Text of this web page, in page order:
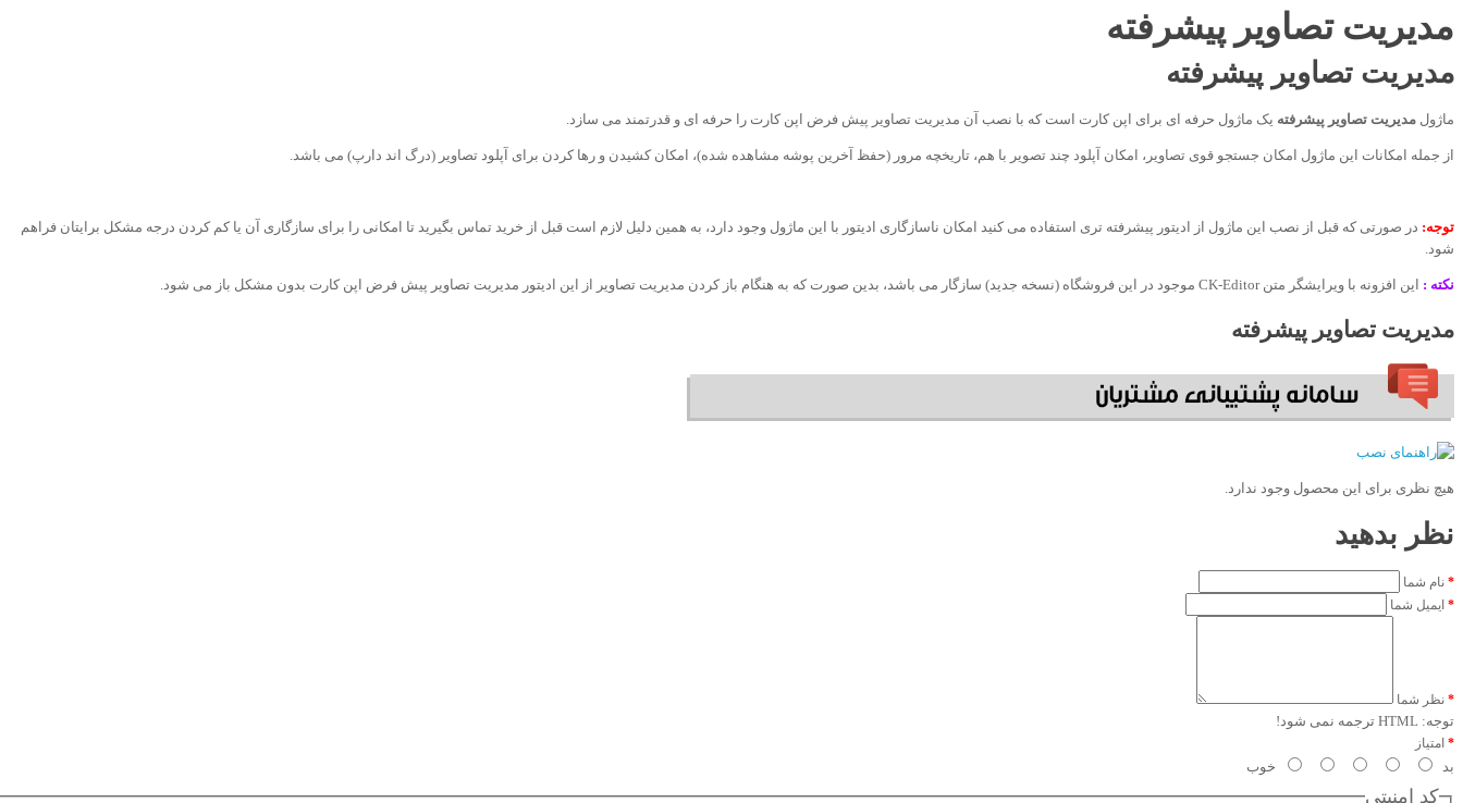
مدیریت تصاویر پیشرفته
مدیریت تصاویر پیشرفته
ماژول مدیریت تصاویر پیشرفته یک ماژول حرفه ای برای اپن کارت است که با نصب آن مدیریت تصاویر پیش فرض اپن کارت را حرفه ای و قدرتمند می سازد.
از جمله امکانات این ماژول امکان جستجو قوی تصاویر، امکان آپلود چند تصویر با هم، تاریخچه مرور (حفظ آخرین پوشه مشاهده شده)، امکان کشیدن و رها کردن برای آپلود تصاویر (درگ اند دارپ) می باشد.
توجه: در صورتی که قبل از نصب این ماژول از ادیتور پیشرفته تری استفاده می کنید امکان ناسازگاری ادیتور با این ماژول وجود دارد، به همین دلیل لازم است قبل از خرید تماس بگیرید تا امکانی را برای سازگاری آن یا کم کردن درجه مشکل برایتان فراهم
شود.
نکته : این افزونه با ویرایشگر متن CK-Editor موجود در این فروشگاه (نسخه جدید) سازگار می باشد، بدین صورت که به هنگام باز کردن مدیریت تصاویر از این ادیتور مدیریت تصاویر پیش فرض اپن کارت بدون مشکل باز می شود.
مدیریت تصاویر پیشرفته
هیچ نظری برای این محصول وجود ندارد.
نظر بدهید
نام شما
ایمیل شما
نظر شما
توجه:
امتیاز
بد خوب
کد امنیتی